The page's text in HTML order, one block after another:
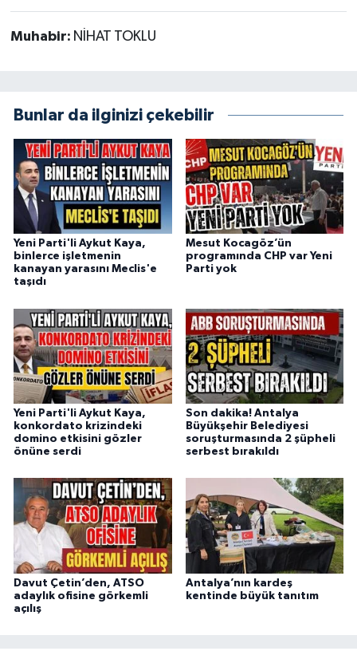
Muhabir: NİHAT TOKLU
Bunlar da ilginizi çekebilir
Yeni Parti'li Aykut Kaya,
binlerce işletmenin
kanayan yarasını Meclis'e
taşıdı
Mesut Kocagöz’ün
programında CHP var Yeni
Parti yok
Yeni Parti'li Aykut Kaya,
konkordato krizindeki
domino etkisini gözler
önüne serdi
Son dakika! Antalya
Büyükşehir Belediyesi
soruşturmasında 2 şüpheli
serbest bırakıldı
Davut Çetin’den, ATSO
adaylık ofisine görkemli
açılış
Antalya’nın kardeş
kentinde büyük tanıtım